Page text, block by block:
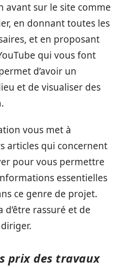
avant sur le site comme
en donnant toutes les
et en proposant
qui vous font
d’avoir un
et de visualiser des
vous met à
articles qui concernent
pour vous permettre
essentielles
ce genre de projet.
rassuré et de
prix des travaux